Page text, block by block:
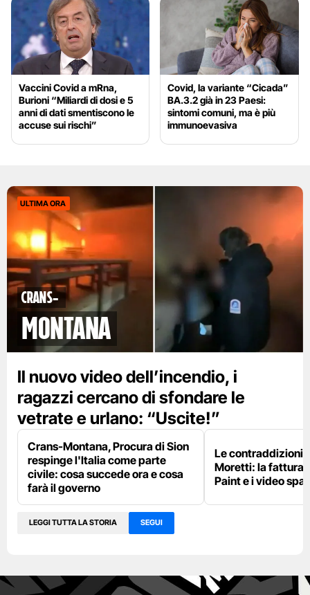
Vaccini Covid a mRna,
Burioni “Miliardi di dosi e 5
anni di dati smentiscono le
accuse sui rischi”
Covid, la variante “Cicada”
BA.3.2 già in 23 Paesi:
sintomi comuni, ma è più
immunoevasiva
ULTIMA ORA
Crans-
Montana
Il nuovo video dell’incendio, i
ragazzi cercano di sfondare le
vetrate e urlano: “Uscite!”
Crans-Montana, Procura di Sion
respinge l'Italia come parte
civile: cosa succede ora e cosa
farà il governo
Le contraddizioni
Moretti: la fattura
Paint e i video
LEGGI TUTTA LA STORIA SEGUI